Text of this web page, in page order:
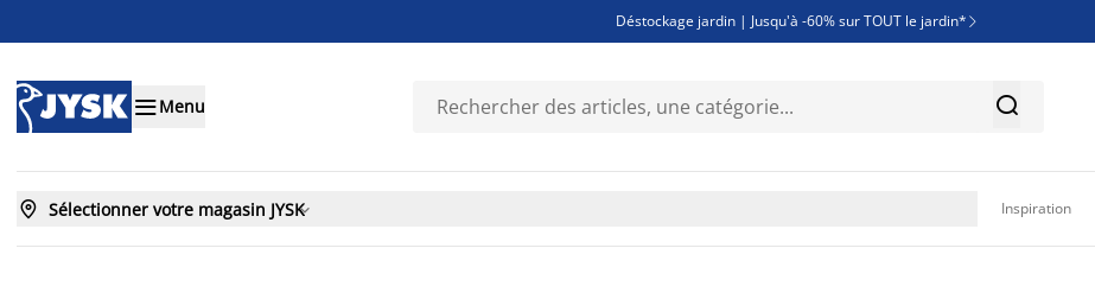
Déstockage jardin | Jusqu'à -60% sur TOUT le jardin* 
Découvrez les nouveautés de la collection
Menu 
 Sélectionner votre magasin JYSK Inspiration